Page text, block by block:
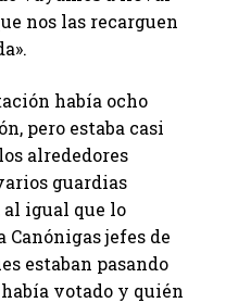
nos las recarguen
había ocho
pero estaba casi
alrededores
guardias
igual que lo
jefes de
estaban pasando
votado y quién